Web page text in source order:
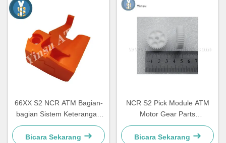
66XX S2 NCR ATM Bagian-
bagian Sistem Keterangan
Otomatis Hardware Plastik C
Retrak Kunci 4450759179
Bicara Sekarang
NCR S2 Pick Module ATM
Motor Gear Parts
4450756286 OEM
Bicara Sekarang